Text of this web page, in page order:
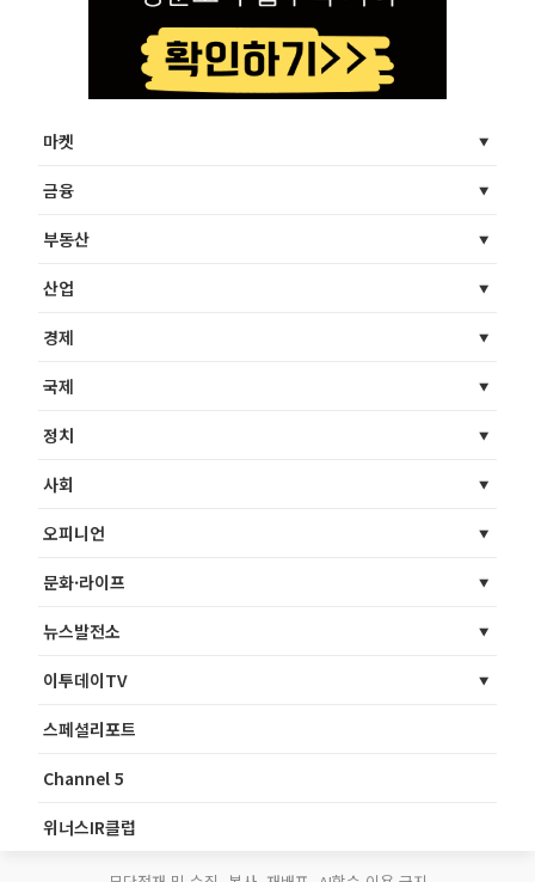
마켓
금융
부동산
산업
경제
국제
정치
사회
오피니언
문화·라이프
뉴스발전소
이투데이TV
스페셜리포트
Channel 5
위너스IR클럽